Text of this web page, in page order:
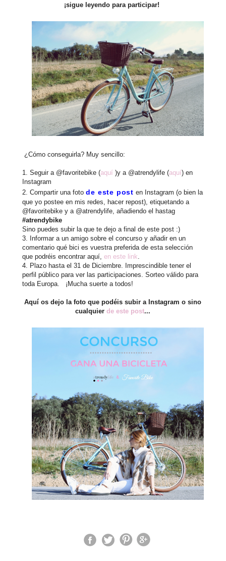
¡sigue leyendo para participar!
¿Cómo conseguirla? Muy sencillo:
1. Seguir a @favoritebike (aquí )y a @atrendylife (aquí) en
Instagram
2. Compartir una fotode este post en Instagram (o bien la
que yo postee en mis redes, hacer repost), etiquetando a
@favoritebike y a @atrendylife, añadiendo el hastag
#atrendybike
Sino puedes subir la que te dejo a final de este post :)
3. Informar a un amigo sobre el concurso y añadir en un
comentario qué bici es vuestra preferida de esta selección
que podréis encontrar aquí,en este link.
4. Plazo hasta el 31 de Diciembre. Imprescindible tener el
perfil público para ver las participaciones. Sorteo válido para
toda Europa. ¡Mucha suerte a todos!
Aquí os dejo la foto que podéis subir a Instagram o sino
cualquierde este post...